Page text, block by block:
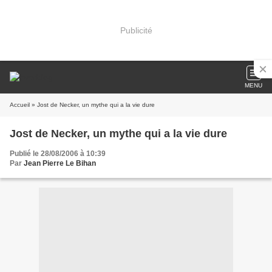
Publicité
MENU
Accueil » Jost de Necker, un mythe qui a la vie dure
Jost de Necker, un mythe qui a la vie dure
Publié le 28/08/2006 à 10:39
Par Jean Pierre Le Bihan